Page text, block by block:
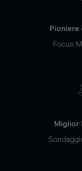
Pioniere
Focus
Miglior